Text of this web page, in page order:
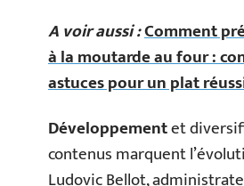
A voir aussi :Comment
à la moutarde au four :
astuces pour un plat
Développementet
contenus marquent
Ludovic Bellot,